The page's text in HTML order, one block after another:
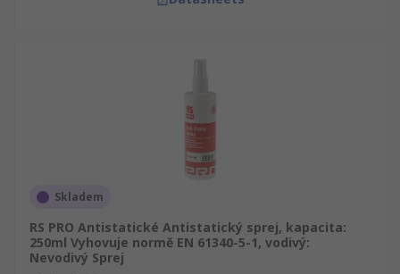
Skladem
RS PRO Antistatické Antistatický sprej, kapacita:
250ml Vyhovuje normě EN 61340-5-1, vodivý:
Nevodivý Sprej